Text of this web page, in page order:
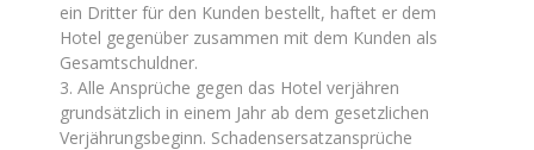
ein Dritter für den Kunden bestellt, haftet er dem
Hotel gegenüber zusammen mit dem Kunden als
Gesamtschuldner.
3. Alle Ansprüche gegen das Hotel verjähren
grundsätzlich in einem Jahr ab dem gesetzlichen
Verjährungsbeginn. Schadensersatzansprüche